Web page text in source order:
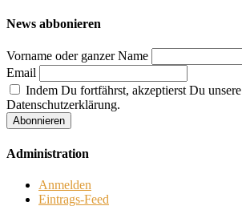
News abbonieren
Vorname oder ganzer Name
Email
Indem Du fortfährst, akzeptierst Du unsere
Datenschutzerklärung.
Administration
Anmelden
Eintrags-Feed